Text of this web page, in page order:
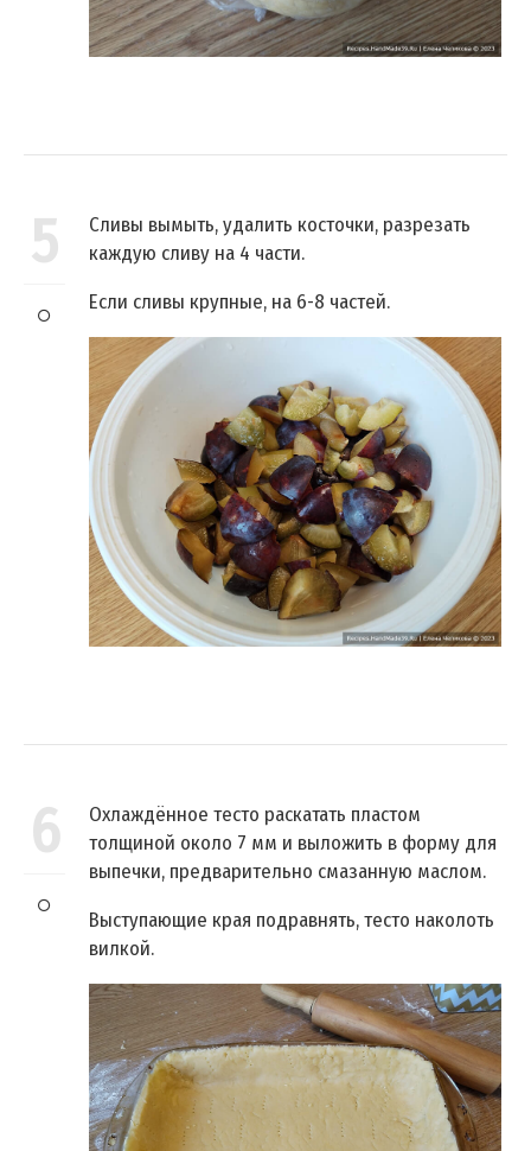
5
Сливы вымыть, удалить косточки, разрезать
каждую сливу на 4 части.
Если сливы крупные, на 6-8 частей.
6
Охлаждённое тесто раскатать пластом
толщиной около 7 мм и выложить в форму для
выпечки, предварительно смазанную маслом.
Выступающие края подравнять, тесто наколоть
вилкой.